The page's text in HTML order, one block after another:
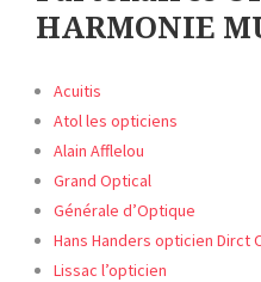
HARMONIE
Acuitis
Atol les opticiens
Alain Afflelou
Grand Optical
Générale d’Optique
Hans Handers opticien Dirct
Lissac l’opticien